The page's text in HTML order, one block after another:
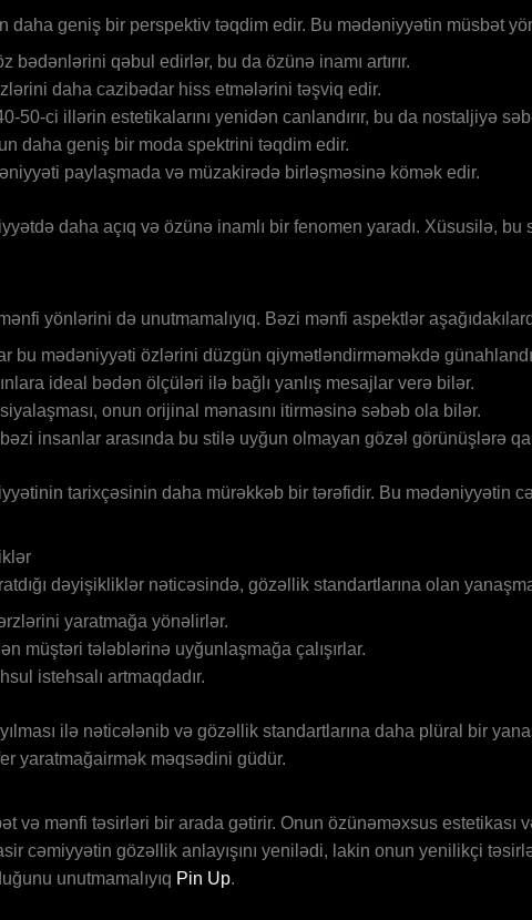
daha geniş bir perspektiv təqdim edir. Bu mədəniyyətin müsbət
bədənlərini qəbul edirlər, bu da özünə inamı artırır.
daha cazibədar hiss etmələrini təşviq edir.
50-ci illərin estetikalarını yenidən canlandırır, bu da nostaljiyə
daha geniş bir moda spektrini təqdim edir.
paylaşmada və müzakirədə birləşməsinə kömək edir.
daha açıq və özünə inamlı bir fenomen yaradı. Xüsusilə,
yönlərini də unutmamalıyıq. Bəzi mənfi aspektlər
bu mədəniyyəti özlərini düzgün qiymətləndirməməkdə
ideal bədən ölçüləri ilə bağlı yanlış mesajlar verə bilər.
onun orijinal mənasını itirməsinə səbəb ola bilər.
insanlar arasında bu stilə uyğun olmayan gözəl görünüşlərə
tarixçəsinin daha mürəkkəb bir tərəfidir. Bu mədəniyyətin
dəyişikliklər nəticəsində, gözəllik standartlarına olan
yaratmağa yönəlirlər.
müştəri tələblərinə uyğunlaşmağa çalışırlar.
istehsalı artmaqdadır.
ilə nəticələnib və gözəllik standartlarına daha plüral bir
yaratmağairmək məqsədini güdür.
və mənfi təsirləri bir arada gətirir. Onun özünəməxsus estetikası
cəmiyyətin gözəllik anlayışını yenilədi, lakin onun yenilikçi
unutmamalıyıq Pin Up.